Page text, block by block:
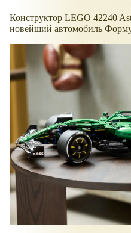
Конструктор LEGO 42240
новейший автомобиль